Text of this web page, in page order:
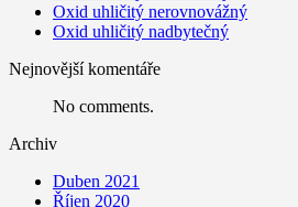
Oxid uhličitý nerovnovážný
Oxid uhličitý nadbytečný
Nejnovější komentáře
No comments.
Archiv
Duben 2021
Říjen 2020